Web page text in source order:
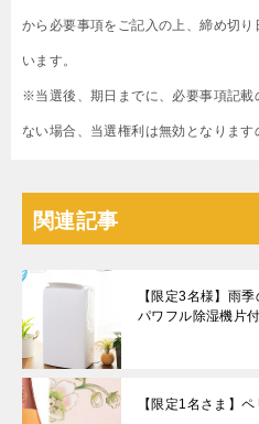
から必要事項をご記入の上、締め切
います。
※当選後、期日までに、必要事項記載
ない場合、当選権利は無効となります
関連記事
【限定3名様】雨
パワフル除湿機片
【限定1名さま】